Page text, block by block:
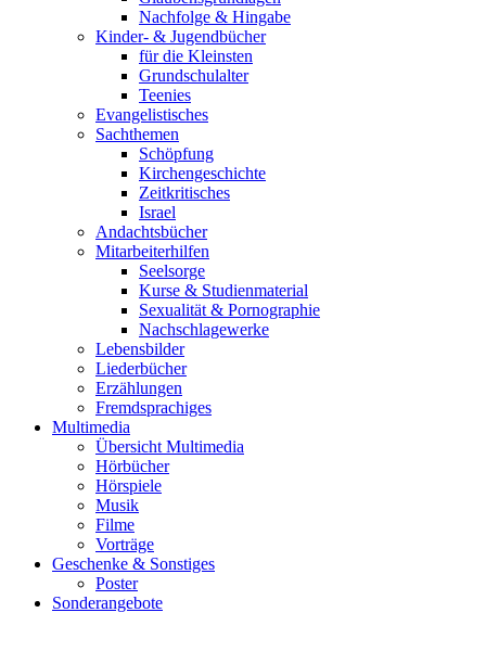
Nachfolge & Hingabe
Kinder- & Jugendbücher
für die Kleinsten
Grundschulalter
Teenies
Evangelistisches
Sachthemen
Schöpfung
Kirchengeschichte
Zeitkritisches
Israel
Andachtsbücher
Mitarbeiterhilfen
Seelsorge
Kurse & Studienmaterial
Sexualität & Pornographie
Nachschlagewerke
Lebensbilder
Liederbücher
Erzählungen
Fremdsprachiges
Multimedia
Übersicht Multimedia
Hörbücher
Hörspiele
Musik
Filme
Vorträge
Geschenke & Sonstiges
Poster
Sonderangebote